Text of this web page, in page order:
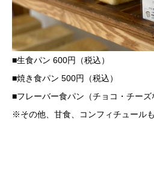
■⽣⾷パン 600円（税込）
■焼き⾷パン 500円（税込）
■フレーバー食パン（チョコ・チーズ
※その他、甘食、コンフィチュールも